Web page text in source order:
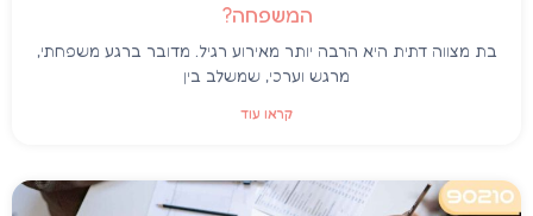
המשפחה?
בת מצווה דתית היא הרבה יותר מאירוע רגיל. מדובר ברגע משפחתי,
מרגש וערכי, שמשלב בין
קראו עוד